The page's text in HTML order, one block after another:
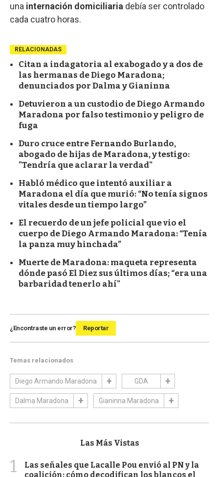
una internación domiciliaria debía ser controlado
cada cuatro horas.
RELACIONADAS
Citan a indagatoria al exabogado y a dos de
las hermanas de Diego Maradona;
denunciados por Dalma y Gianinna
Detuvieron a un custodio de Diego Armando
Maradona por falso testimonio y peligro de
fuga
Duro cruce entre Fernando Burlando,
abogado de hijas de Maradona, y testigo:
"Tendría que aclarar la verdad"
Habló médico que intentó auxiliar a
Maradona el día que murió: “No tenía signos
vitales desde un tiempo largo”
El recuerdo de un jefe policial que vio el
cuerpo de Diego Armando Maradona: “Tenía
la panza muy hinchada”
Muerte de Maradona: maqueta representa
dónde pasó El Diez sus últimos días; “era una
barbaridad tenerlo ahí"
¿Encontraste un error? Reportar
Temas relacionados
Diego Armando Maradona GDA
Dalma Maradona Gianinna Maradona
Las Más Vistas
1
Las señales que Lacalle Pou envió al PN y la
coalición: cómo decodifican los blancos el